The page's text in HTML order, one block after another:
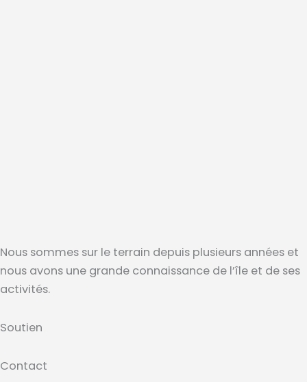
Nous sommes sur le terrain depuis plusieurs années et
nous avons une grande connaissance de l’île et de ses
activités.
Soutien
Contact